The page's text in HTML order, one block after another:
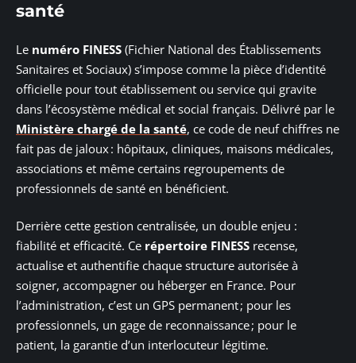
santé
Le numéro FINESS (Fichier National des Établissements
Sanitaires et Sociaux) s’impose comme la pièce d’identité
officielle pour tout établissement ou service qui gravite
dans l’écosystème médical et social français. Délivré par le
Ministère chargé de la santé, ce code de neuf chiffres ne
fait pas de jaloux : hôpitaux, cliniques, maisons médicales,
associations et même certains regroupements de
professionnels de santé en bénéficient.
Derrière cette gestion centralisée, un double enjeu :
fiabilité et efficacité. Ce répertoire FINESS recense,
actualise et authentifie chaque structure autorisée à
soigner, accompagner ou héberger en France. Pour
l’administration, c’est un GPS permanent ; pour les
professionnels, un gage de reconnaissance ; pour le
patient, la garantie d’un interlocuteur légitime.